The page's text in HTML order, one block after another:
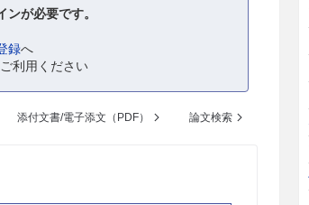
が必要です。
録へ
利用ください
添付文書/電子添文（PDF） 論文検索